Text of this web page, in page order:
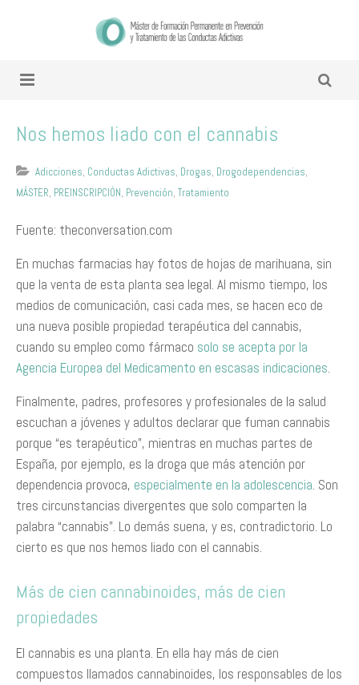
Nos hemos liado con el cannabis
Adicciones, Conductas Adictivas, Drogas, Drogodependencias,
MÁSTER, PREINSCRIPCIÓN, Prevención, Tratamiento
Fuente: theconversation.com
En muchas farmacias hay fotos de hojas de marihuana, sin
que la venta de esta planta sea legal. Al mismo tiempo, los
medios de comunicación, casi cada mes, se hacen eco de
una nueva posible propiedad terapéutica del cannabis,
cuando su empleo como fármaco solo se acepta por la
Agencia Europea del Medicamento en escasas indicaciones.
Finalmente, padres, profesores y profesionales de la salud
escuchan a jóvenes y adultos declarar que fuman cannabis
porque “es terapéutico”, mientras en muchas partes de
España, por ejemplo, es la droga que más atención por
dependencia provoca, especialmente en la adolescencia. Son
tres circunstancias divergentes que solo comparten la
palabra “cannabis”. Lo demás suena, y es, contradictorio. Lo
cierto es que nos hemos liado con el cannabis.
Más de cien cannabinoides, más de cien
propiedades
El cannabis es una planta. En ella hay más de cien
compuestos llamados cannabinoides, los responsables de los